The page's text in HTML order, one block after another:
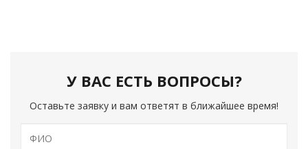
У ВАС ЕСТЬ ВОПРОСЫ?
Оставьте заявку и вам ответят в ближайшее время!